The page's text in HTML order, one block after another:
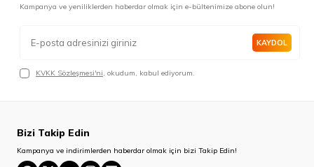
Kampanya ve yeniliklerden haberdar olmak için e-bültenimize abone olun!
KAYDOL
KVKK Sözleşmesi'ni , okudum, kabul ediyorum.
Bizi Takip Edin
Kampanya ve indirimlerden haberdar olmak için bizi Takip Edin!